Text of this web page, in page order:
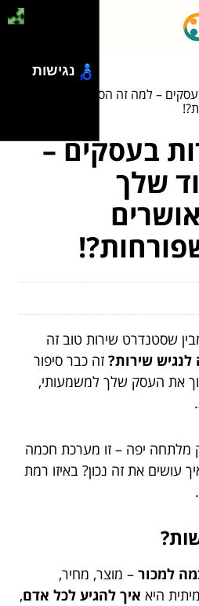
– למה זה הסוד שלך ללקוחות
בעסקים –
שלך
שסטנדרט שירות טוב זה
שירות? זה כבר סיפור
את העסק שלך למשמעותי,
מלתחה יפה – זו מערכת חכמה
עושים את זה נכון? באיזו רמת
למכור – מוצר, מחיר,
היא איך להגיע לכל אדם,
נגישות